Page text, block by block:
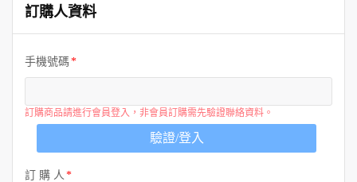
美加紐澳
訂購人資料
手機號碼
訂購商品請進行會員登入，非會員訂購需先驗證聯絡資料。
驗證/登入
訂 購 人